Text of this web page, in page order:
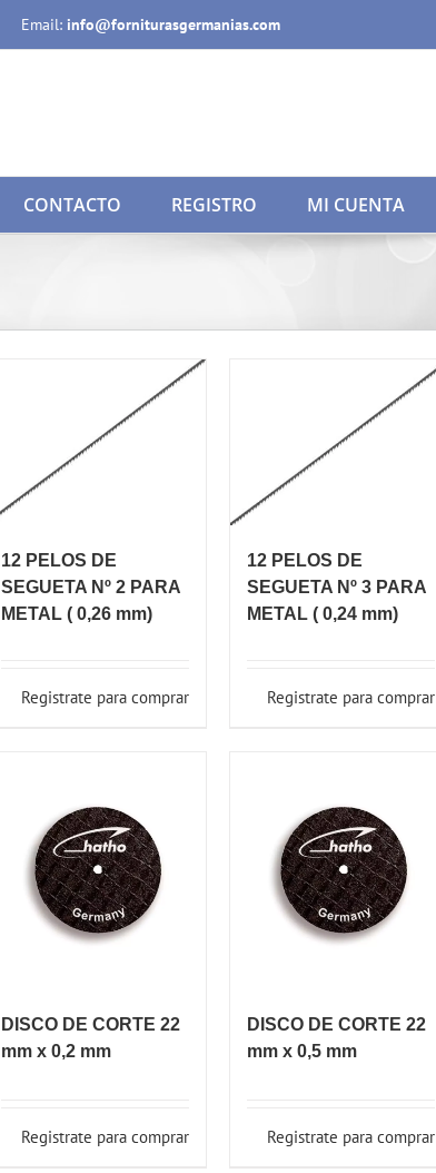
Email: info@forniturasgermanias.com
CONTACTO REGISTRO MI CUENTA
12 PELOS DE
SEGUETA Nº 2 PARA
METAL ( 0,26 mm)
Registrate para comprar
12 PELOS DE
SEGUETA Nº 3 PARA
METAL ( 0,24 mm)
Registrate para comprar
DISCO DE CORTE 22
mm x 0,2 mm
Registrate para comprar
DISCO DE CORTE 22
mm x 0,5 mm
Registrate para comprar